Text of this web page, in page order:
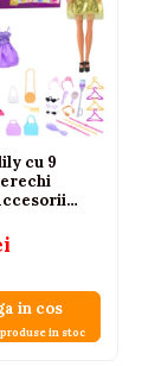
cu 9
fetite
in cos
produse in stoc